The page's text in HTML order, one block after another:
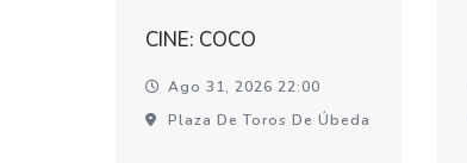
CINE: COCO
Ago 31, 2026 22:00
Plaza De Toros De Úbeda